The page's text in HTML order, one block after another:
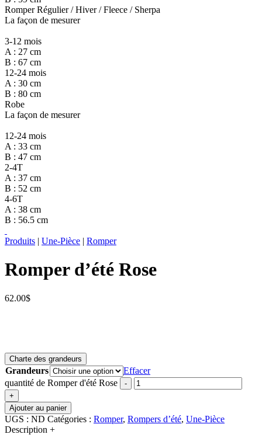
Romper Régulier / Hiver / Fleece / Sherpa
La façon de mesurer
3-12 mois
A : 27 cm
B : 67 cm
12-24 mois
A : 30 cm
B : 80 cm
Robe
La façon de mesurer
12-24 mois
A : 33 cm
B : 47 cm
2-4T
A : 37 cm
B : 52 cm
4-6T
A : 38 cm
B : 56.5 cm
Produits | Une-Pièce | Romper
Romper d’été Rose
62.00$
Charte des grandeurs
Grandeurs
Effacer
quantité de Romper d'été Rose
-
+
Ajouter au panier
UGS : ND Catégories : Romper, Rompers d’été, Une-Pièce
Description +